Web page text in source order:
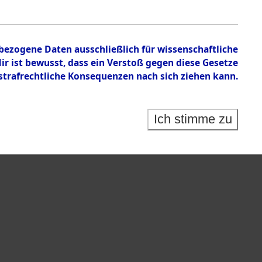
Daten ausschließlich für wissenschaftliche
bewusst, dass ein Verstoß gegen diese Gesetze
Konsequenzen nach sich ziehen kann.
Ich stimme zu